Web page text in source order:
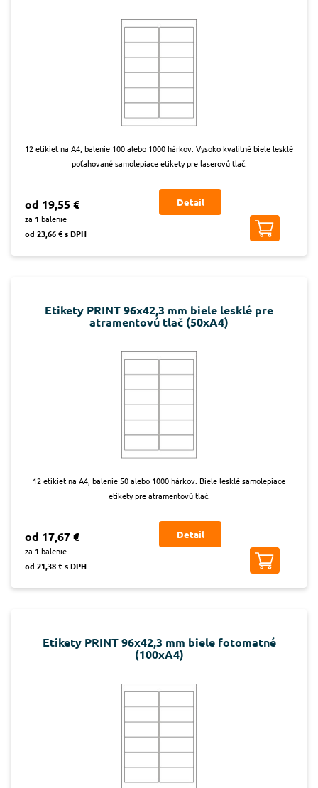
12 etikiet na A4, balenie 100 alebo 1000 hárkov. Vysoko kvalitné biele lesklé
poťahované samolepiace etikety pre laserovú tlač.
od 19,55 €
za 1 balenie
od 23,66 € s DPH
Detail
Etikety PRINT 96x42,3 mm biele lesklé pre
atramentovú tlač (50xA4)
12 etikiet na A4, balenie 50 alebo 1000 hárkov. Biele lesklé samolepiace
etikety pre atramentovú tlač.
od 17,67 €
za 1 balenie
od 21,38 € s DPH
Detail
Etikety PRINT 96x42,3 mm biele fotomatné
(100xA4)